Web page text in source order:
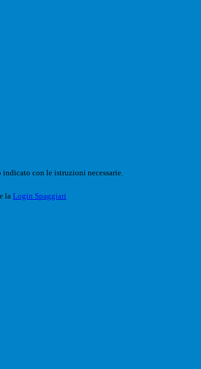
con le istruzioni necessarie.
la Login Spaggiari